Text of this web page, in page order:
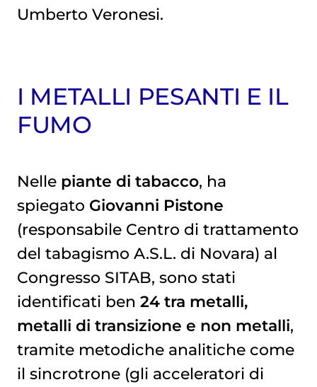
Umberto Veronesi.
I METALLI PESANTI E IL
FUMO
Nelle piante di tabacco, ha
spiegato Giovanni Pistone
(responsabile Centro di trattamento
del tabagismo A.S.L. di Novara) al
Congresso SITAB, sono stati
identificati ben 24 tra metalli,
metalli di transizione e non metalli,
tramite metodiche analitiche come
il sincrotrone (gli acceleratori di